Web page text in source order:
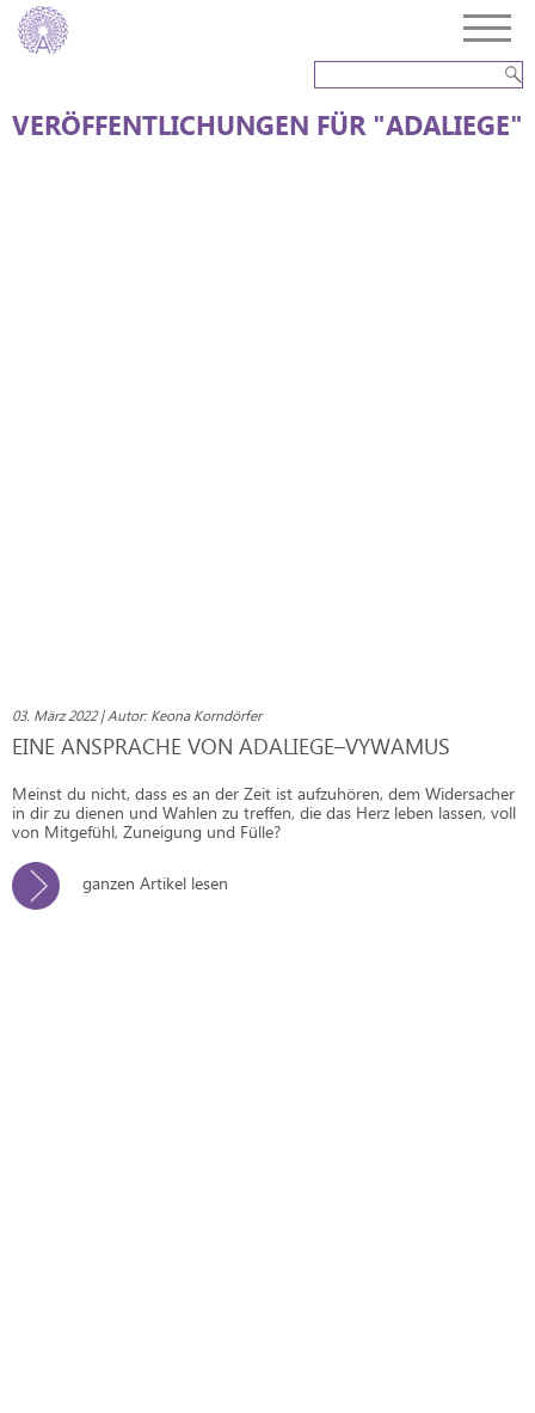
VERÖFFENTLICHUNGEN FÜR "ADALIEGE"
03. März 2022 | Autor: Keona Korndörfer
EINE ANSPRACHE VON ADALIEGE–VYWAMUS
Meinst du nicht, dass es an der Zeit ist aufzuhören, dem Widersacher
in dir zu dienen und Wahlen zu treffen, die das Herz leben lassen, voll
von Mitgefühl, Zuneigung und Fülle?
ganzen Artikel lesen